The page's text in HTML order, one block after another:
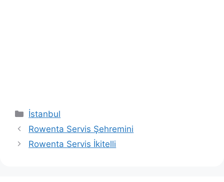
Kategoriler
İstanbul
Rowenta Servis Şehremini
Rowenta Servis İkitelli